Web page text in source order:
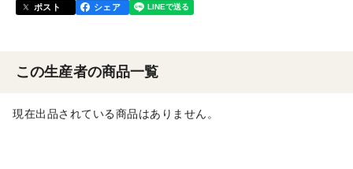
ポスト シェア
この生産者の商品一覧
現在出品されている商品はありません。